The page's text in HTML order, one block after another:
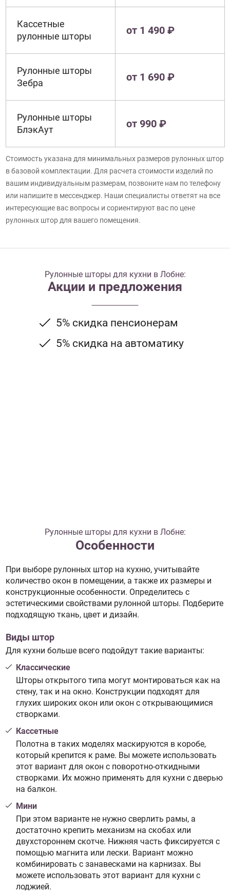
Кассетные
рулонные шторы
от 1 490 ₽
Рулонные шторы
Зебра
от 1 690 ₽
Рулонные шторы
БлэкАут
от 990 ₽
Стоимость указана для минимальных размеров рулонных штор
в базовой комплектации. Для расчета стоимости изделий по
вашим индивидуальным размерам, позвоните нам по телефону
или напишите в мессенджер. Наши специалисты ответят на все
интересующие вас вопросы и сориентируют вас по цене
рулонных штор для вашего помещения.
Рулонные шторы для кухни в Лобне:
Акции и предложения
5% скидка пенсионерам
5% скидка на автоматику
Рулонные шторы для кухни в Лобне:
Особенности
При выборе рулонных штор на кухню, учитывайте
количество окон в помещении, а также их размеры и
конструкционные особенности. Определитесь с
эстетическими свойствами рулонной шторы. Подберите
подходящую ткань, цвет и дизайн.
Виды штор
Для кухни больше всего подойдут такие варианты:
Классические
Шторы открытого типа могут монтироваться как на
стену, так и на окно. Конструкции подходят для
глухих широких окон или окон с открывающимися
створками.
Кассетные
Полотна в таких моделях маскируются в коробе,
который крепится к раме. Вы можете использовать
этот вариант для окон с поворотно-откидными
створками. Их можно применять для кухни с дверью
на балкон.
Мини
При этом варианте не нужно сверлить рамы, а
достаточно крепить механизм на скобах или
двухстороннем скотче. Нижняя часть фиксируется с
помощью магнита или лески. Вариант можно
комбинировать с занавесками на карнизах. Вы
можете использовать этот вариант для кухни с
лоджией.